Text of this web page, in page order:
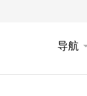
导航